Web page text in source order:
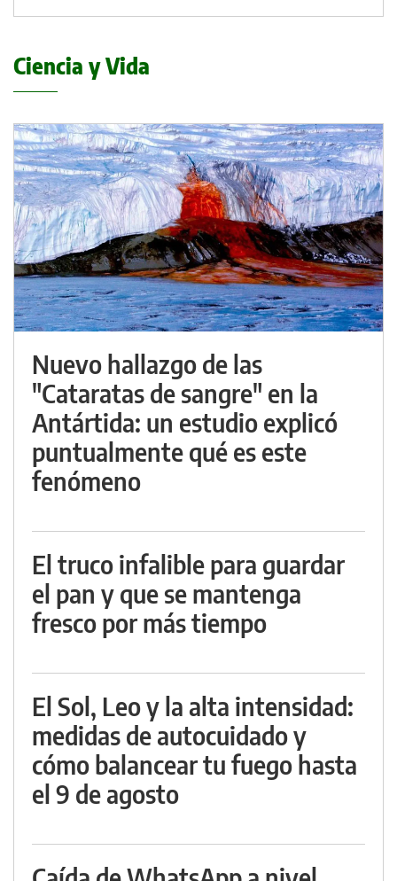
Ciencia y Vida
Nuevo hallazgo de las
"Cataratas de sangre" en la
Antártida: un estudio explicó
puntualmente qué es este
fenómeno
El truco infalible para guardar
el pan y que se mantenga
fresco por más tiempo
El Sol, Leo y la alta intensidad:
medidas de autocuidado y
cómo balancear tu fuego hasta
el 9 de agosto